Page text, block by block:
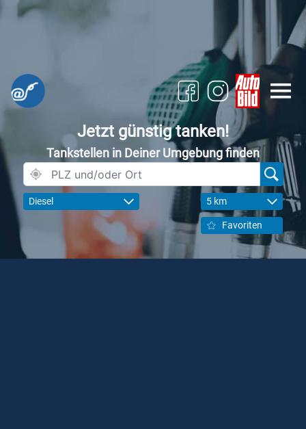
Jetzt günstig tanken!
Tankstellen in Deiner Umgebung finden
Diesel 5 km
Favoriten